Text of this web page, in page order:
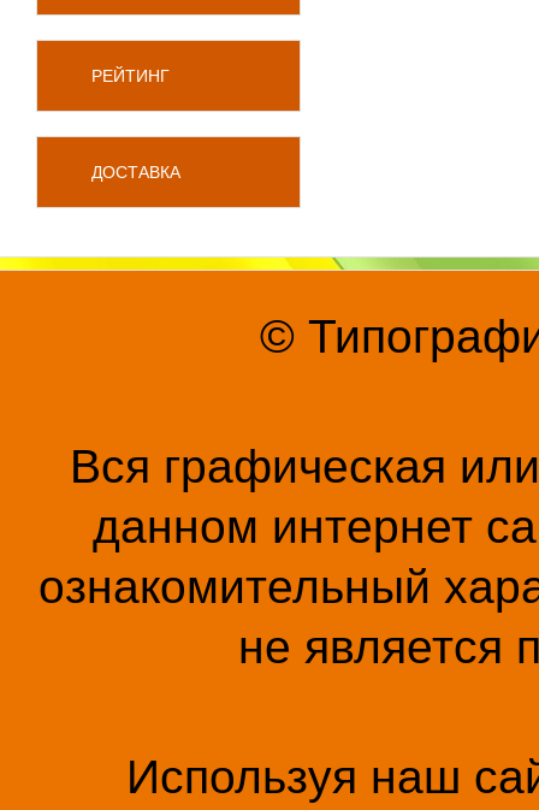
РЕЙТИНГ
ДОСТАВКА
©
Вся графическая
данном интернет
ознакомительный
не является
Используя наш